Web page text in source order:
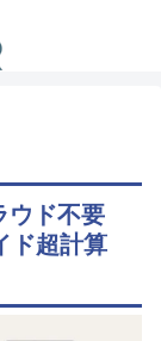
ウド不要
ド超計算